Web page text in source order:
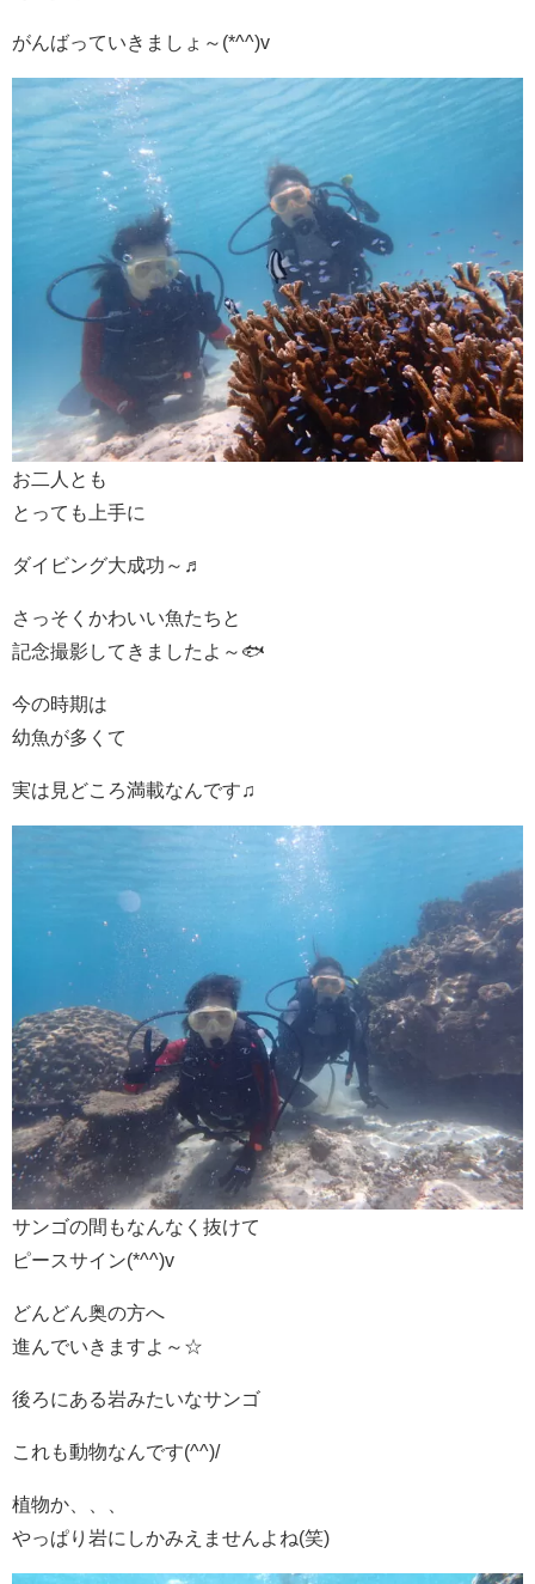
がんばっていきましょ～(*^^)v
お二人とも
とっても上手に
ダイビング大成功～♬
さっそくかわいい魚たちと
記念撮影してきましたよ～🐟
今の時期は
幼魚が多くて
実は見どころ満載なんです♫
サンゴの間もなんなく抜けて
ピースサイン(*^^)v
どんどん奥の方へ
進んでいきますよ～☆
後ろにある岩みたいなサンゴ
これも動物なんです(^^)/
植物か、、、
やっぱり岩にしかみえませんよね(笑)